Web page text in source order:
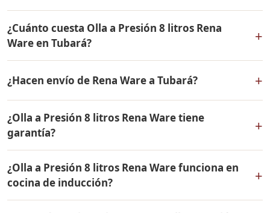
¿Cuánto cuesta Olla a Presión 8 litros Rena
Ware en Tubará?
+
mismo en todo Colombia. Contáctame por WhatsApp
para conocer el precio actual, promociones disponibles
y facilidades de pago en cuotas desde el 10% de inicial.
¿Hacen envío de Rena Ware a Tubará? +
Ware a Tubará, Atlántico y a todo Colombia. El pago es
contra entrega.
¿Olla a Presión 8 litros Rena Ware tiene
garantía?
+
por vida contra defectos de fabricación. Todos los
productos Rena Ware están fabricados en acero
inoxidable quirúrgico 18/10 de la más alta calidad.
¿Olla a Presión 8 litros Rena Ware funciona en
cocina de inducción?
+